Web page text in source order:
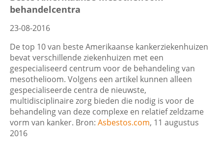
behandelcentra
23-08-2016
De top 10 van beste Amerikaanse kankerziekenhuizen
bevat verschillende ziekenhuizen met een
gespecialiseerd centrum voor de behandeling van
mesothelioom. Volgens een artikel kunnen alleen
gespecialiseerde centra de nieuwste,
multidisciplinaire zorg bieden die nodig is voor de
behandeling van deze complexe en relatief zeldzame
vorm van kanker. Bron: Asbestos.com, 11 augustus
2016